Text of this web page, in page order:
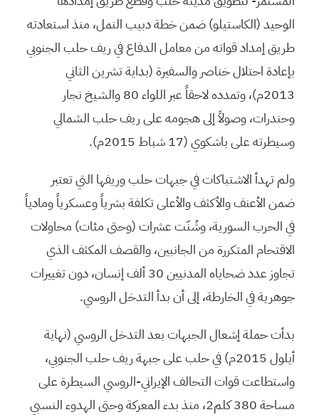
الوحيد (الكاستيلو) ضمن خطة دبيب النمل، منذ استعادته
طريق إمداد قواته من معامل الدفاع في ريف حلب الجنوبي
بإعادة احتلال خناصر والسفيرة (بداية تشرين الثاني
2013م)، وتمدده لاحقاً عبر اللواء 80 والشيخ نجار
وحندرات، وصولاً إلى هجومه على ريف حلب الشمالي
وسيطرته على باشكوي (17 شباط 2015م).
ولم تهدأ الاشتباكات في جبهات حلب وريفها التي تعتبر
ضمن الأعنف والأكثف والأعلى تكلفة بشرياً وعسكرياً ومادياً
في الحرب السورية، وشُنّت عشرات (وحتى مئات) محاولات
الاقتحام المتكررة من الجانبين، والقصف المكثف الذي
تجاوز عدد ضحاياه المدنيين 30 ألف إنسان، دون تغييرات
جوهرية في الخارطة، إلى أن بدأ التدخل الروسي.
بدأت حملة إشعال الجبهات بعد التدخل الروسي (نهاية
أيلول 2015م) في حلب على جبهة ريف حلب الجنوبي،
واستطاعت قوات التحالف الإيراني-الروسي السيطرة على
مساحة 380 كلم2، منذ بدء المعركة وحتى الهدوء النسبي